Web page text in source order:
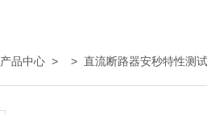
产品中心 > > 直流断路器安秒特性测